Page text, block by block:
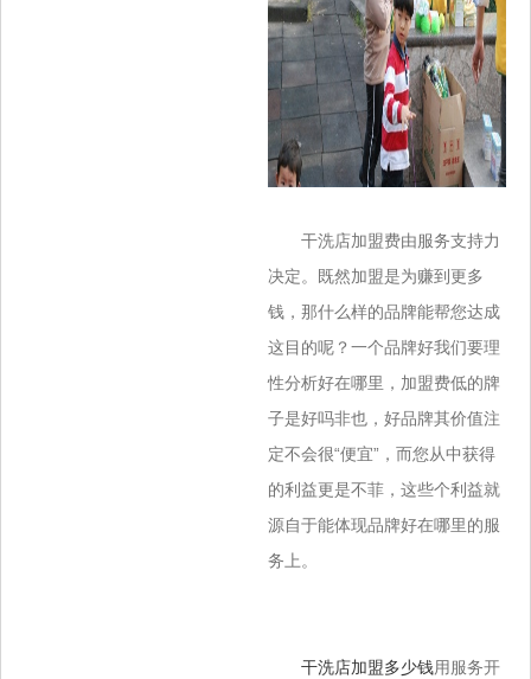
干洗店加盟费由服务支持力
决定。既然加盟是为赚到更多
钱，那什么样的品牌能帮您达成
这目的呢？一个品牌好我们要理
性分析好在哪里，加盟费低的牌
子是好吗非也，好品牌其价值注
定不会很“便宜”，而您从中获得
的利益更是不菲，这些个利益就
源自于能体现品牌好在哪里的服
务上。
干洗店加盟多少钱用服务开